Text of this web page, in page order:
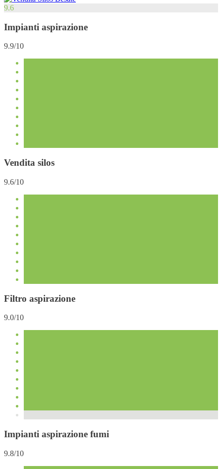
9.6
Impianti aspirazione
9.9/10
Vendita silos
9.6/10
Filtro aspirazione
9.0/10
Impianti aspirazione fumi
9.8/10